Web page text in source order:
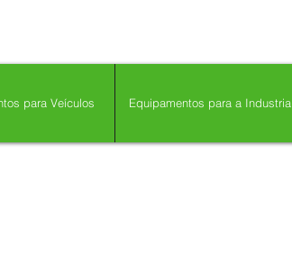
para Veículos Equipamentos para a Industria